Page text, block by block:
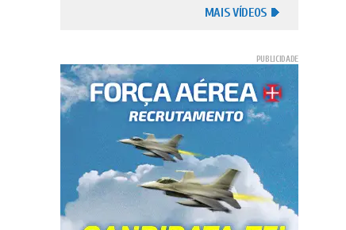
MAIS VÍDEOS